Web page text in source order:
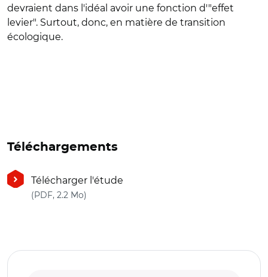
devraient dans l'idéal avoir une fonction d'"effet
levier". Surtout, donc, en matière de transition
écologique.
Téléchargements
Télécharger l'étude
(PDF, 2.2 Mo)